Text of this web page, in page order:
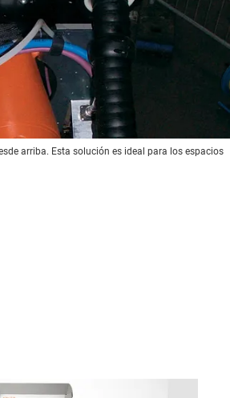
arriba. Esta solución es ideal para los espacios